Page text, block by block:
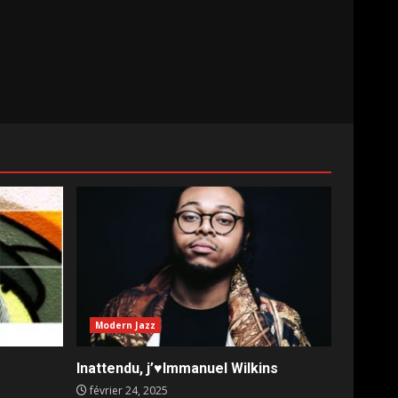
Modern Jazz
Inattendu, j’♥️Immanuel Wilkins
février 24, 2025